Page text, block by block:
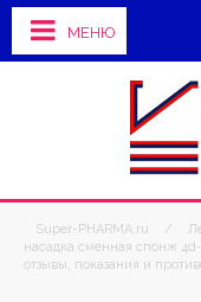
МЕНЮ
Super-PHARMA.ru /
насадка сменная спонж
отзывы, показания и